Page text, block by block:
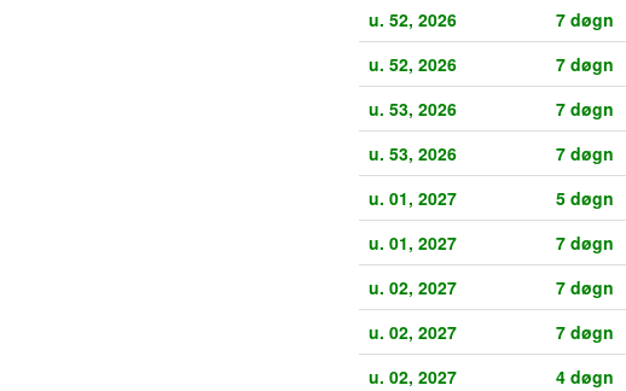
u. 52, 2026
7 døgn
u. 52, 2026
7 døgn
u. 53, 2026
7 døgn
u. 53, 2026
7 døgn
u. 01, 2027
5 døgn
u. 01, 2027
7 døgn
u. 02, 2027
7 døgn
u. 02, 2027
7 døgn
u. 02, 2027
4 døgn